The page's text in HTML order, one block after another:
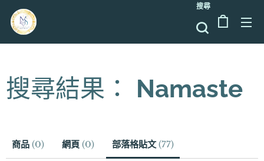
搜尋
搜尋結果： Namaste
商品 (0) 網頁 (0) 部落格貼文 (77)